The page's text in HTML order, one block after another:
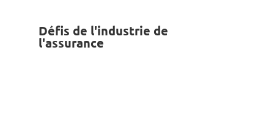
Défis de l'industrie de
l'assurance